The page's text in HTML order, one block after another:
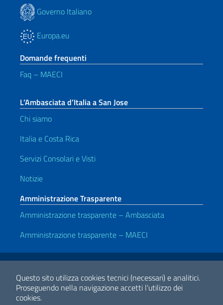
Questo sito utilizza cookies tecnici (necessari) e analitici.
Proseguendo nella navigazione accetti l'utilizzo dei
cookies.
Governo Italiano
Europa.eu
Domande frequenti
Faq – MAECI
L’Ambasciata d’Italia a San Jose
Chi siamo
Italia e Costa Rica
Servizi Consolari e Visti
Notizie
Amministrazione Trasparente
Amministrazione trasparente – Ambasciata
Amministrazione trasparente – MAECI
Link Utili